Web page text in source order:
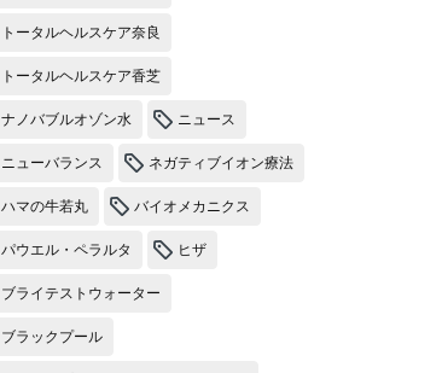
トータルヘルスケア奈良
トータルヘルスケア香芝
ナノバブルオゾン水 ニュース
ニューバランス ネガティブイオン療法
ハマの牛若丸 バイオメカニクス
パウエル・ペラルタ ヒザ
ブライテストウォーター
ブラックプール